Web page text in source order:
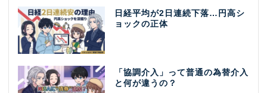
日経平均が2日連続下落…円高シ
ョックの正体
「協調介入」って普通の為替介入
と何が違うの？